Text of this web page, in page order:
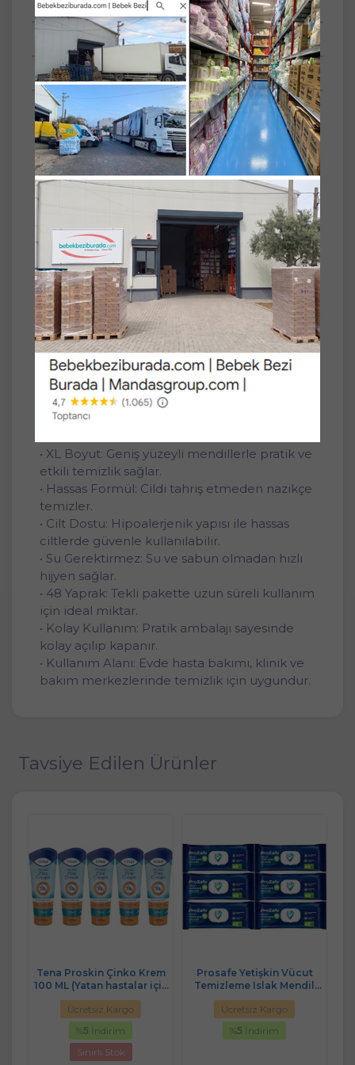
Tüm Yorumlar
Tüm Sorular
Anket
Paket İçeriği/Set 24'lü
Yaprak Adeti 48
Plastik Kapaklı
Prosafe Hasta Vücut Temizleme Islak Mendil
Havlu 48 Yaprak XL (24 Lü Set) Plastik Kapak
Prosafe Hasta Vücut Temizleme Islak Mendil,
su ve sabun gerektirmeden hijyenik temizlik
sağlar. XL boyutlu yumuşak mendilleri
sayesinde cildi nazikçe temizlerken ferahlık
hissi sunar. Hassas ciltler için özel olarak
geliştirilmiş hipoalerjenik formülüyle evde,
hastanede ve bakım merkezlerinde güvenle
kullanılabilir.
• XL Boyut: Geniş yüzeyli mendillerle pratik ve
etkili temizlik sağlar.
• Hassas Formül: Cildi tahriş etmeden nazikçe
temizler.
• Cilt Dostu: Hipoalerjenik yapısı ile hassas
ciltlerde güvenle kullanılabilir.
• Su Gerektirmez: Su ve sabun olmadan hızlı
hijyen sağlar.
• 48 Yaprak: Tekli pakette uzun süreli kullanım
için ideal miktar.
• Kolay Kullanım: Pratik ambalajı sayesinde
kolay açılıp kapanır.
• Kullanım Alanı: Evde hasta bakımı, klinik ve
bakım merkezlerinde temizlik için uygundur.
Tavsiye Edilen Ürünler
Tena Proskin Çinko Krem
100 ML (Yatan hastalar için
Koruyucu - Onarıcı) (5 Li
Set)
Ücretsiz Kargo
%5 İndirim
Sınırlı Stok
Prosafe Yetişkin Vücut
Temizleme Islak Mendil
Havlu 48 Yaprak XL (6 Lı Set)
Plastik Kapak
Ücretsiz Kargo
%5 İndirim